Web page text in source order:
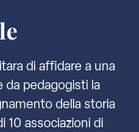
di affidare a una
da pedagogisti la
della storia
10 associazioni di